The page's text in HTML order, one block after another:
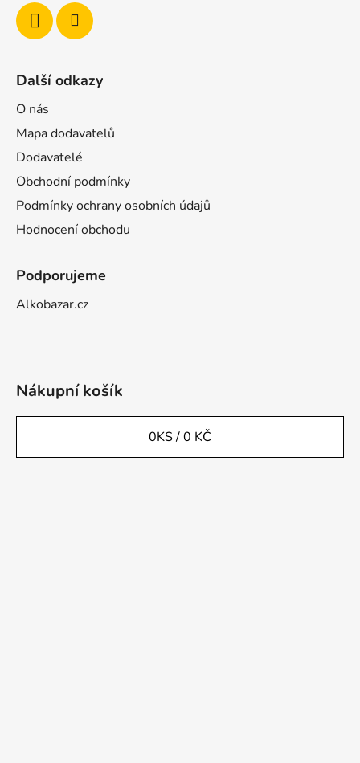
Další odkazy
O nás
Mapa dodavatelů
Dodavatelé
Obchodní podmínky
Podmínky ochrany osobních údajů
Hodnocení obchodu
Podporujeme
Alkobazar.cz
Nákupní košík
0KS /0 KČ